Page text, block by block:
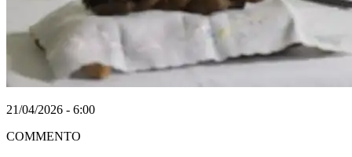
21/04/2026 - 6:00
COMMENTO